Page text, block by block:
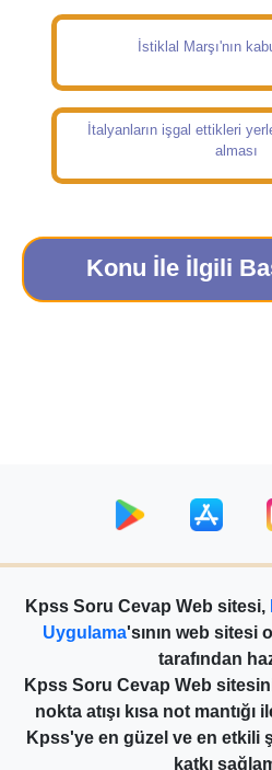
İstiklal Marşı'nın
İtalyanların işgal ettikleri
alması
Konu İle İlgili
Kpss Soru Cevap Web sitesi,
Uygulama'sının web sitesi
tarafından
Kpss Soru Cevap Web
nokta atışı kısa not mantığı
Kpss'ye en güzel ve en etkili
katkı